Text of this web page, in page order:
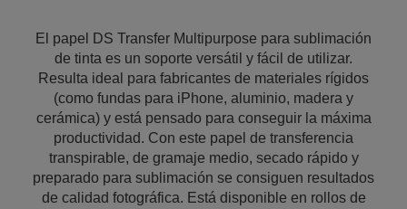
El papel DS Transfer Multipurpose para sublimación
de tinta es un soporte versátil y fácil de utilizar.
Resulta ideal para fabricantes de materiales rígidos
(como fundas para iPhone, aluminio, madera y
cerámica) y está pensado para conseguir la máxima
productividad. Con este papel de transferencia
transpirable, de gramaje medio, secado rápido y
preparado para sublimación se consiguen resultados
de calidad fotográfica. Está disponible en rollos de